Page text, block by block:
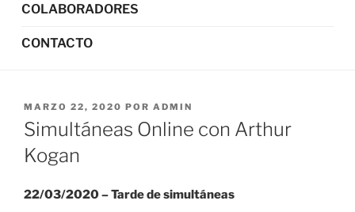
COLABORADORES
CONTACTO
PUBLICADO
EL
MARZO 22, 2020 POR ADMIN
Simultáneas Online con Arthur
Kogan
22/03/2020 – Tarde de simultáneas